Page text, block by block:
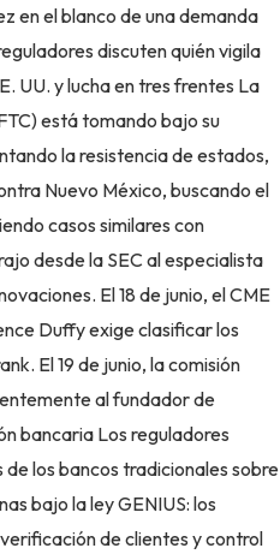
en el blanco de una demanda
discuten quién vigila
UU. y lucha en tres frentes La
está tomando bajo su
la resistencia de estados,
Nuevo México, buscando el
casos similares con
desde la SEC al especialista
El 18 de junio, el CME
Duffy exige clasificar los
El 19 de junio, la comisión
al fundador de
bancaria Los reguladores
los bancos tradicionales sobre
bajo la ley GENIUS: los
de clientes y control